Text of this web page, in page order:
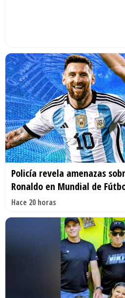
Policía revela amenazas
Ronaldo en Mundial de
Hace 20 horas